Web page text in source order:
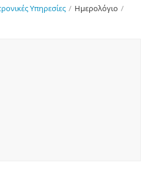
Υπηρεσίες / Ημερολόγιο /